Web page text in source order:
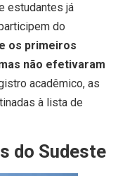
estudantes já
do
os primeiros
não efetivaram
acadêmico, as
à lista de
do Sudeste